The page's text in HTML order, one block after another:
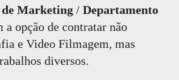
Marketing / Departamento
a opção de contratar não
e Video Filmagem, mas
diversos.